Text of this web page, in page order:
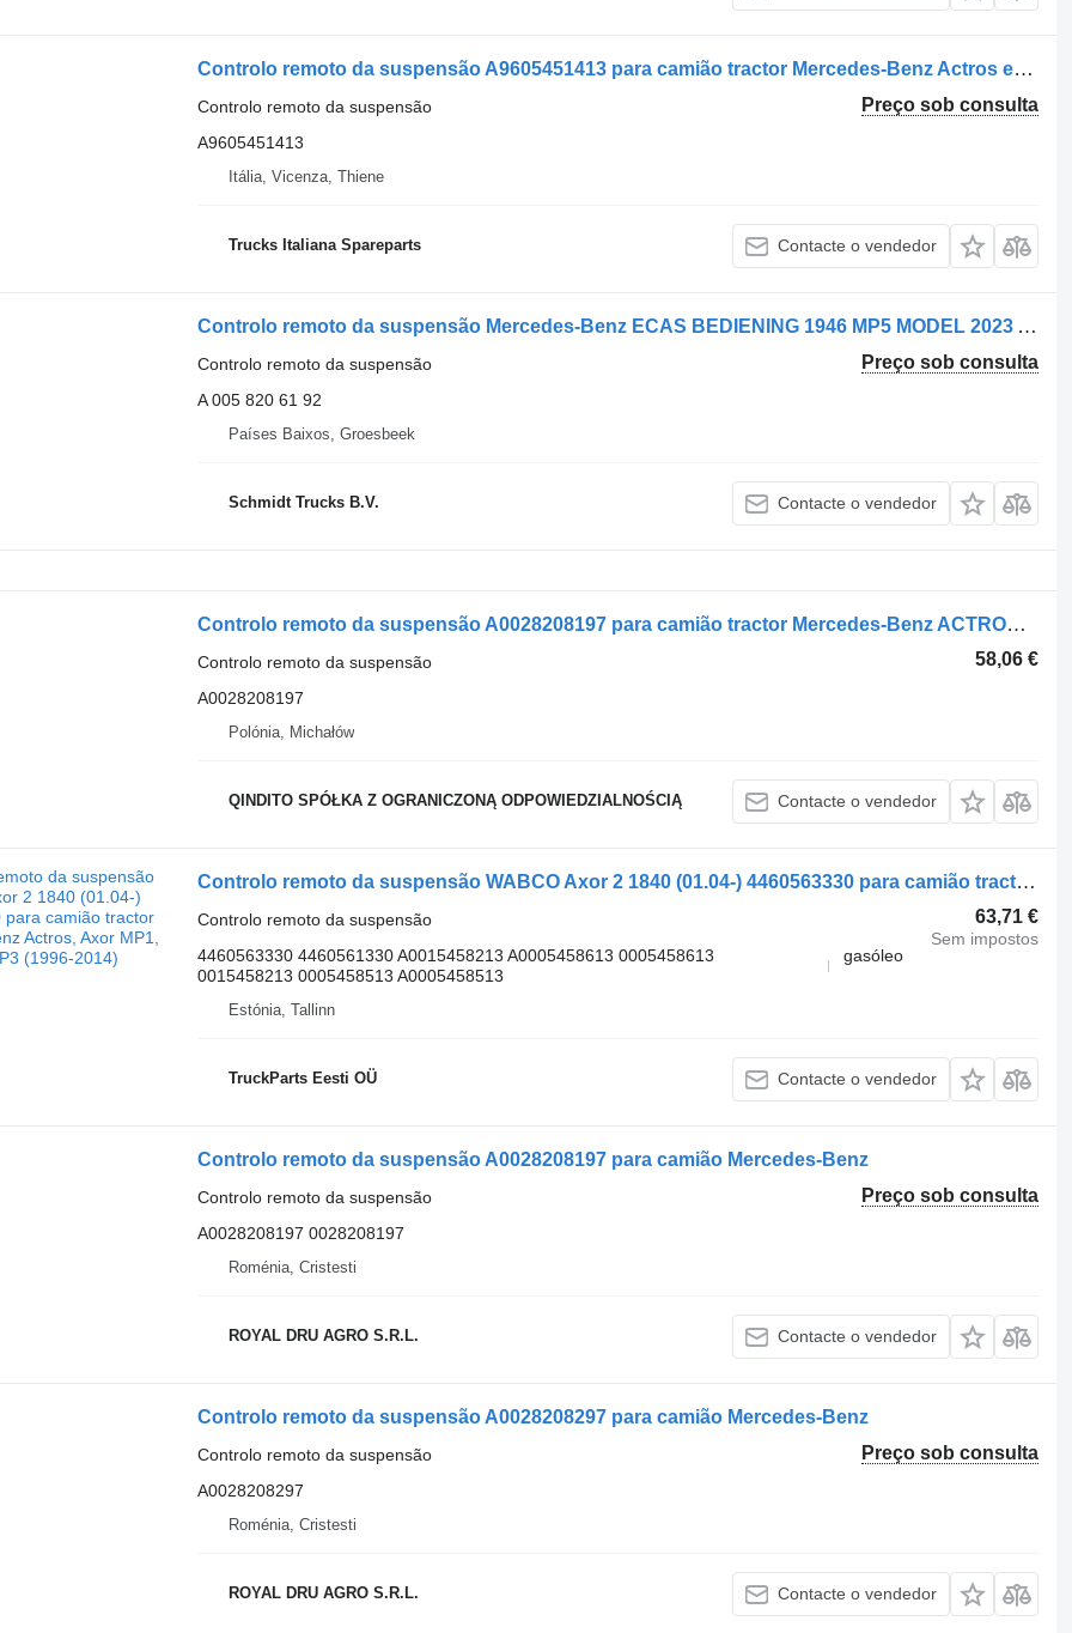
Controlo remoto da suspensão A9605451413 para camião tractor Mercedes-Benz Actros euro 5 2008>2013
Preço sob consulta
Controlo remoto da suspensão
A9605451413
Itália, Vicenza, Thiene
Trucks Italiana Spareparts Contacte o vendedor
Controlo remoto da suspensão Mercedes-Benz ECAS BEDIENING 1946 MP5 MODEL 2023 A 005 820 61 92 para camião
Preço sob consulta
Controlo remoto da suspensão
A 005 820 61 92
Países Baixos, Groesbeek
Schmidt Trucks B.V. Contacte o vendedor
Controlo remoto da suspensão A0028208197 para camião tractor Mercedes-Benz ACTROS MP4
58,06 €
Controlo remoto da suspensão
A0028208197
Polónia, Michałów
QINDITO SPÓŁKA Z OGRANICZONĄ ODPOWIEDZIALNOŚCIĄ Contacte o vendedor
Controlo remoto da suspensão WABCO Axor 2 1840 (01.04-) 4460563330 para camião tractor Mercedes-Benz Actros, Axor MP1, MP2, MP3 (1996-2014)
63,71 €
Sem impostos
Controlo remoto da suspensão
4460563330 4460561330 A0015458213 A0005458613 0005458613
0015458213 0005458513 A0005458513
gasóleo
Estónia, Tallinn
TruckParts Eesti OÜ Contacte o vendedor
Controlo remoto da suspensão A0028208197 para camião Mercedes-Benz
Preço sob consulta
Controlo remoto da suspensão
A0028208197 0028208197
Roménia, Cristesti
ROYAL DRU AGRO S.R.L. Contacte o vendedor
Controlo remoto da suspensão A0028208297 para camião Mercedes-Benz
Preço sob consulta
Controlo remoto da suspensão
A0028208297
Roménia, Cristesti
ROYAL DRU AGRO S.R.L. Contacte o vendedor